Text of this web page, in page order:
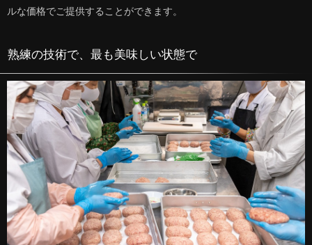
ルな価格でご提供することができます。
熟練の技術で、最も美味しい状態で